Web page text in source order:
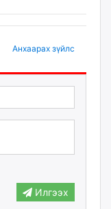
Анхаарах зүйлс
Илгээх